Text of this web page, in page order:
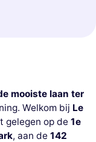
mooiste laan ter
Welkom bij Le
gelegen op de 1e
, aan de 142